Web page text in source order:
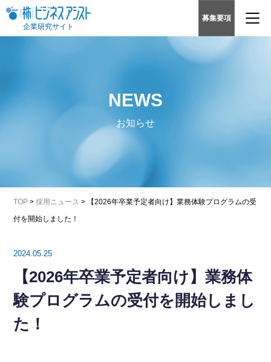
企業研究サイト
募集要項
NEWS
お知らせ
TOP >採用ニュース >
【2026年卒業予定者向け】業務体験プログラムの受
付を開始しました！
2024.05.25
【2026年卒業予定者向け】業務体
験プログラムの受付を開始しまし
た！